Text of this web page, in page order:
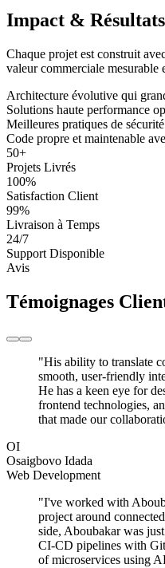
Impact & Résultats
Chaque projet est construit
valeur commerciale mesurable
Architecture évolutive qui
Solutions haute performance
Meilleures pratiques de
Code propre et maintenable
50+
Projets Livrés
100%
Satisfaction Client
99%
Livraison à Temps
24/7
Support Disponible
Avis
Témoignages
"His ability to translate
smooth, user-friendly
He has a keen eye for
frontend technologies,
that made our
OI
Osaigbovo Idada
Web Development
"I've worked with
project around
side, Aboubakar was
CI-CD pipelines with
of microservices using